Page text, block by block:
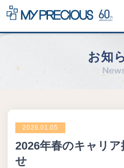
リクルー
事業とビ
仕事と
人事
お知
2026.01.05
2026年春のキャリ
せ